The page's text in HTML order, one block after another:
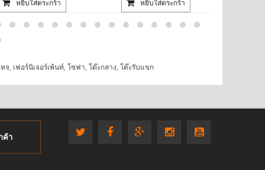
หยิบใส่ตระกร้า หยิบใส่ตระกร้า
จ, เฟอร์นิเจอร์เพ้นท์, โซฟา, โต๊ะกลาง, โต๊ะรับแขก
ค้า